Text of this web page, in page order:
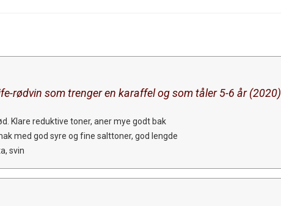
rødvin som trenger en karaffel og som tåler 5-6 år (2020)
Klare reduktive toner, aner mye godt bak
med god syre og fine salttoner, god lengde
svin